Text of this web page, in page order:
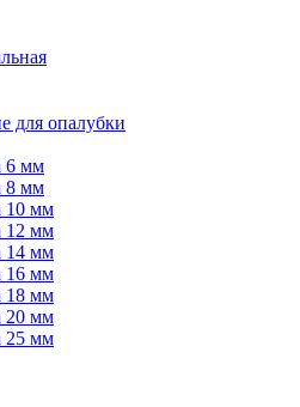
для опалубки
6 мм
8 мм
10 мм
12 мм
14 мм
16 мм
18 мм
20 мм
25 мм